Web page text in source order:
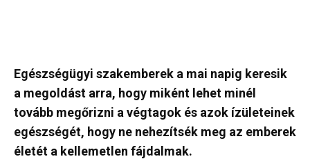
Egészségügyi szakemberek a mai napig keresik
a megoldást arra, hogy miként lehet minél
tovább megőrizni a végtagok és azok ízületeinek
egészségét, hogy ne nehezítsék meg az emberek
életét a kellemetlen fájdalmak.